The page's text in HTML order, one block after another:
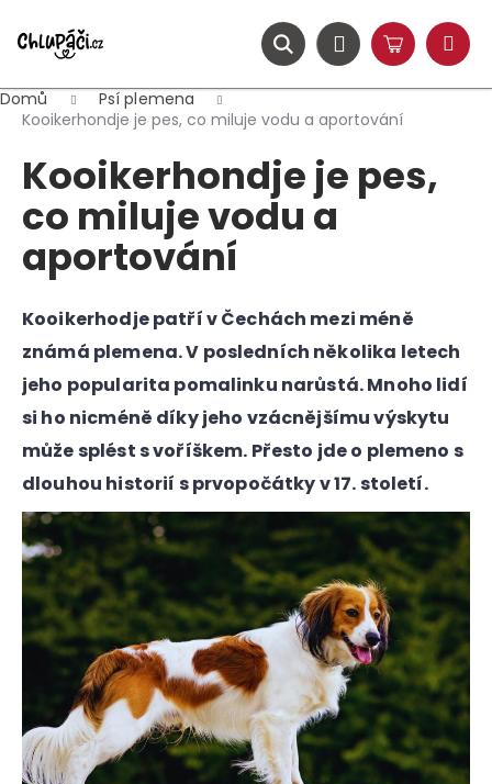
obsah
HledatPřihlášení
Nákupní
košík
Menu
Domů
Psí plemena
Kooikerhondje je pes, co miluje vodu a aportování
Kooikerhondje je pes,
co miluje vodu a
aportování
Kooikerhodje patří v Čechách mezi méně
známá plemena. V posledních několika letech
jeho popularita pomalinku narůstá. Mnoho lidí
si ho nicméně díky jeho vzácnějšímu výskytu
může splést s voříškem. Přesto jde o plemeno s
dlouhou historií s prvopočátky v 17. století.
í
ZPĚT
ZPĚT
C
p
o
t
ř
b
u
j
e
t
e
n
a
j
í
t
?